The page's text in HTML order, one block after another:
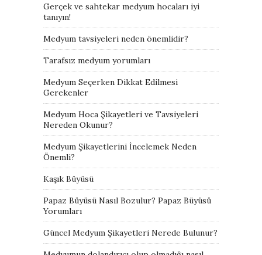
Gerçek ve sahtekar medyum hocaları iyi
tanıyın!
Medyum tavsiyeleri neden önemlidir?
Tarafsız medyum yorumları
Medyum Seçerken Dikkat Edilmesi
Gerekenler
Medyum Hoca Şikayetleri ve Tavsiyeleri
Nereden Okunur?
Medyum Şikayetlerini İncelemek Neden
Önemli?
Kaşık Büyüsü
Papaz Büyüsü Nasıl Bozulur? Papaz Büyüsü
Yorumları
Güncel Medyum Şikayetleri Nerede Bulunur?